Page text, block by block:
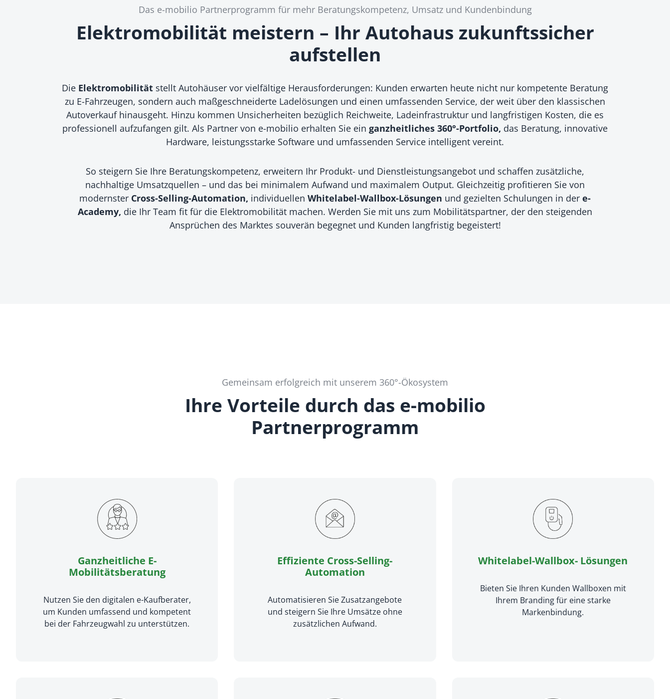
Das e-mobilio Partnerprogramm für mehr Beratungskompetenz, Umsatz und Kundenbindung
Elektromobilität meistern – Ihr Autohaus zukunftssicher
aufstellen
Die Elektromobilität stellt Autohäuser vor vielfältige Herausforderungen: Kunden erwarten heute nicht nur kompetente Beratung
zu E-Fahrzeugen, sondern auch maßgeschneiderte Ladelösungen und einen umfassenden Service, der weit über den klassischen
Autoverkauf hinausgeht. Hinzu kommen Unsicherheiten bezüglich Reichweite, Ladeinfrastruktur und langfristigen Kosten, die es
professionell aufzufangen gilt. Als Partner von e-mobilio erhalten Sie ein ganzheitliches 360°-Portfolio, das Beratung, innovative
Hardware, leistungsstarke Software und umfassenden Service intelligent vereint.
So steigern Sie Ihre Beratungskompetenz, erweitern Ihr Produkt- und Dienstleistungsangebot und schaffen zusätzliche,
nachhaltige Umsatzquellen – und das bei minimalem Aufwand und maximalem Output. Gleichzeitig profitieren Sie von
modernster Cross-Selling-Automation, individuellen Whitelabel-Wallbox-Lösungen und gezielten Schulungen in der e-
Academy, die Ihr Team fit für die Elektromobilität machen. Werden Sie mit uns zum Mobilitätspartner, der den steigenden
Ansprüchen des Marktes souverän begegnet und Kunden langfristig begeistert!
Gemeinsam erfolgreich mit unserem 360°-Ökosystem
Ihre Vorteile durch das e-mobilio
Partnerprogramm
Ganzheitliche E-
Mobilitätsberatung
Nutzen Sie den digitalen e-Kaufberater,
um Kunden umfassend und kompetent
bei der Fahrzeugwahl zu unterstützen.
Effiziente Cross-Selling-
Automation
Automatisieren Sie Zusatzangebote
und steigern Sie Ihre Umsätze ohne
zusätzlichen Aufwand.
Whitelabel-Wallbox- Lösungen
Bieten Sie Ihren Kunden Wallboxen mit
Ihrem Branding für eine starke
Markenbindung.